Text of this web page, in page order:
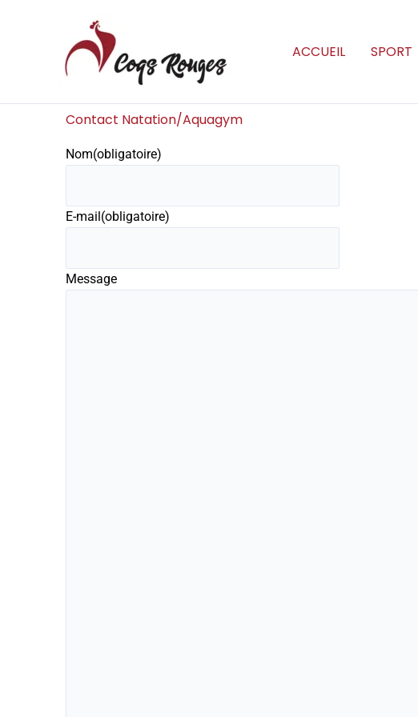
ACCUEIL SPORT
Contact Natation/Aquagym
Nom(obligatoire)
E-mail(obligatoire)
Message